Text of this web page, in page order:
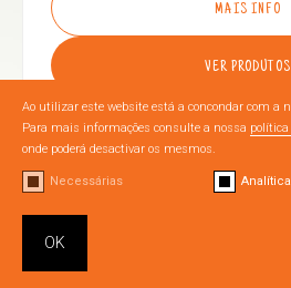
Ao utilizar este website está a concondar com a
Para mais informações consulte a nossa política
onde poderá desactivar os mesmos.
Necessárias
OK
MAIS INFO
VER PRODUTOS